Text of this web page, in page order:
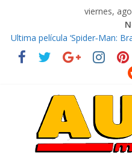
viernes,
El costo de tener un vehículo
decidir
Ultima película ‘Spider‑Man:
La Vuelta al Ecuador 2026,
La FEDAK recibe 12 Sinotruk